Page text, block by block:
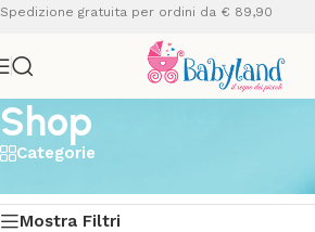
Spedizione gratuita per ordini da € 89,90
Shop
Categorie
Mostra Filtri